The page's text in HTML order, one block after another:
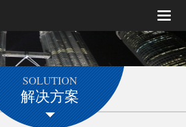
Toggle
SOLUTION
解决方案